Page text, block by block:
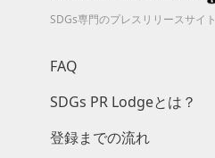
SDGs専門のプレスリリースサイト
FAQ
SDGs PR Lodgeとは？
登録までの流れ